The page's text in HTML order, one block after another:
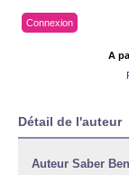
Connexion
A
Détail de l'auteur
Auteur Saber